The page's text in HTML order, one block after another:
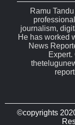
Ramu
journalism,
He has worked
News
Expert.
©copyrights